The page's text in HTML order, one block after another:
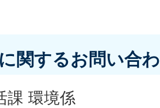
関するお問い合
課 環境係